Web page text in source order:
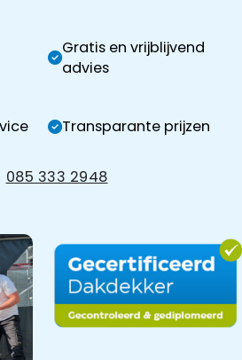
Gratis en vrijblijvend
advies
Transparante prijzen
085 333 2948